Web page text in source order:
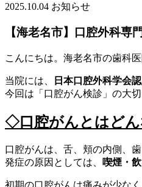
2025.10.04 お知らせ
【海老名市】口腔外科専
こんにちは。海老名市の歯科
当院には、 日本口腔外科学会
今回は「口腔がん検診」の大
◇口腔がんとはどん
口腔がんは、舌、頬の内側、
発症の原因としては、
喫煙・
初期の口腔がんは痛みが少な